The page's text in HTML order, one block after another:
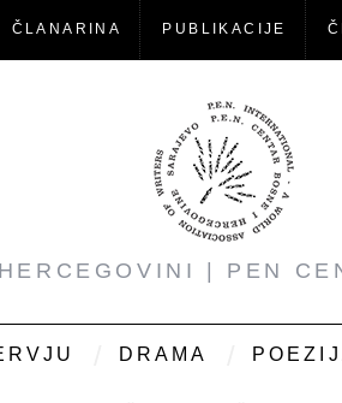
ČLANARINA PUBLIKACIJE
| PEN
DRAMA